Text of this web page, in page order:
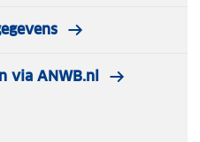
via ANWB.nl